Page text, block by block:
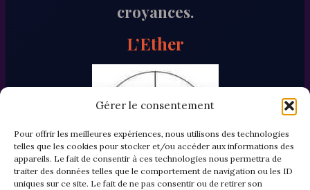
Gérer le consentement
Pour offrir les meilleures expériences, nous utilisons des technologies
telles que les cookies pour stocker et/ou accéder aux informations des
appareils. Le fait de consentir à ces technologies nous permettra de
traiter des données telles que le comportement de navigation ou les ID
uniques sur ce site. Le fait de ne pas consentir ou de retirer son
croyances.
L’Ether